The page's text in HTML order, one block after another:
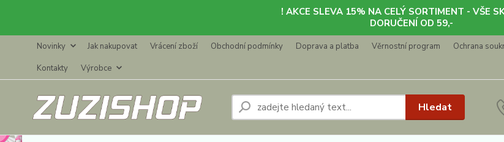
! AKCE SLEVA 15% NA CELÝ SORTIMENT - VŠE
DORUČENÍ OD 59,-
Novinky Jak nakupovat Vrácení zboží Obchodní podmínky Doprava a platba Věrnostní program Ochrana
Kontakty
Výrobce
Hledat